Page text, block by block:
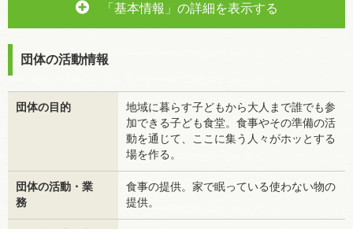
「基本情報」の詳細を表示する
団体の活動情報
団体の目的
地域に暮らす子どもから大人まで誰でも参
加できる子ども食堂。食事やその準備の活
動を通じて、ここに集う人々がホッとする
場を作る。
団体の活動・業
務
食事の提供。家で眠っている使わない物の
提供。